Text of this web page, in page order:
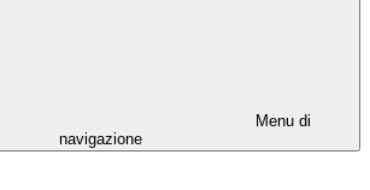
Menu di
navigazione